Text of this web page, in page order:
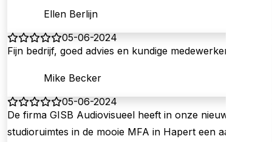
Ellen Berlijn
05-06-2024
Fijn bedrijf, goed advies en kundige medewerkers.
Mike Becker
05-06-2024
De firma GISB Audiovisueel heeft in onze nieuwe
studioruimtes in de mooie MFA in Hapert een aantal